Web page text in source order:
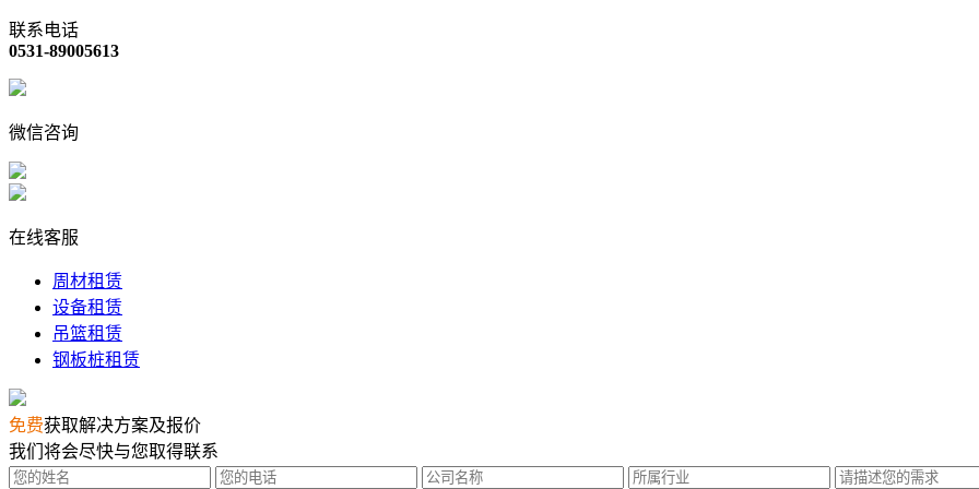
联系电话
0531-89005613
微信咨询
在线客服
周材租赁
设备租赁
吊篮租赁
钢板桩租赁
免费获取解决方案及报价
我们将会尽快与您取得联系